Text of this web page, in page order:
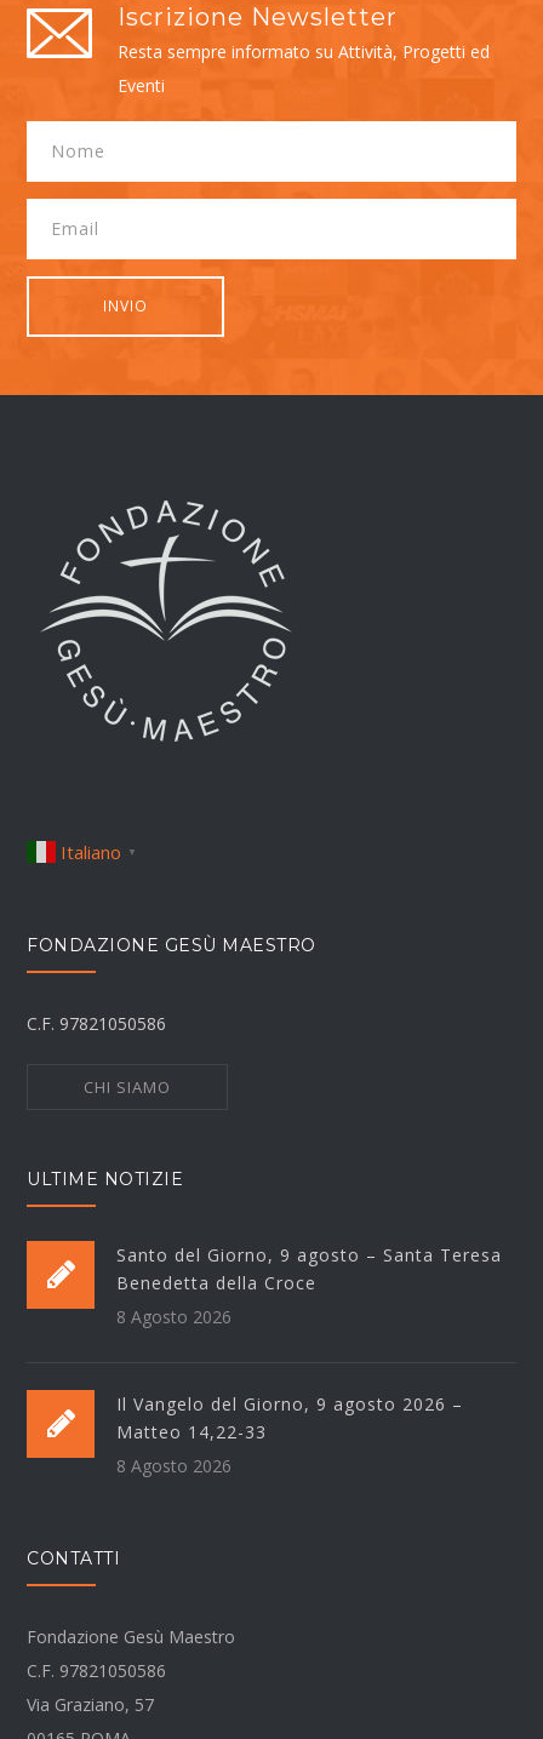
Iscrizione Newsletter
Resta sempre informato su Attività, Progetti ed
Eventi
Italiano ▼
FONDAZIONE GESÙ MAESTRO
C.F. 97821050586
CHI SIAMO
ULTIME NOTIZIE
Santo del Giorno, 9 agosto – Santa Teresa
Benedetta della Croce
8 Agosto 2026
Il Vangelo del Giorno, 9 agosto 2026 –
Matteo 14,22-33
8 Agosto 2026
CONTATTI
Fondazione Gesù Maestro
C.F. 97821050586
Via Graziano, 57